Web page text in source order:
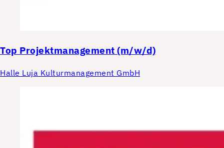
Top Projektmanagement (m/w/d)
Halle Luja Kulturmanagement GmbH